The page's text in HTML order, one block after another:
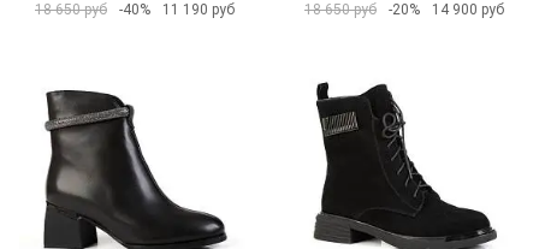
18 650 руб
-40% 11 190 руб
18 650 руб
-20% 14 900 руб